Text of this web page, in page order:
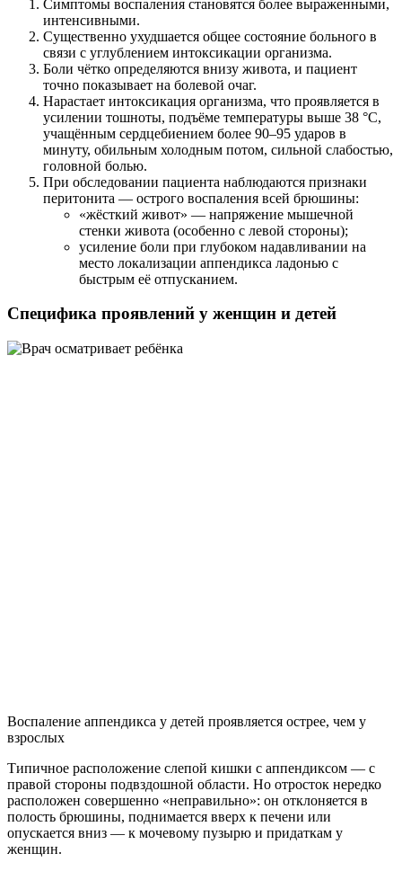
Симптомы воспаления становятся более выраженными,
интенсивными.
Существенно ухудшается общее состояние больного в
связи с углублением интоксикации организма.
Боли чётко определяются внизу живота, и пациент
точно показывает на болевой очаг.
Нарастает интоксикация организма, что проявляется в
усилении тошноты, подъёме температуры выше 38 °C,
учащённым сердцебиением более 90–95 ударов в
минуту, обильным холодным потом, сильной слабостью,
головной болью.
При обследовании пациента наблюдаются признаки
перитонита — острого воспаления всей брюшины:
«жёсткий живот» — напряжение мышечной
стенки живота (особенно с левой стороны);
усиление боли при глубоком надавливании на
место локализации аппендикса ладонью с
быстрым её отпусканием.
Специфика проявлений у женщин и детей
Воспаление аппендикса у детей проявляется острее, чем у
взрослых
Типичное расположение слепой кишки с аппендиксом — с
правой стороны подвздошной области. Но отросток нередко
расположен совершенно «неправильно»: он отклоняется в
полость брюшины, поднимается вверх к печени или
опускается вниз — к мочевому пузырю и придаткам у
женщин.